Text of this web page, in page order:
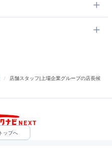
/
店舗スタッフ|上場企業グループの店長候
ップへ